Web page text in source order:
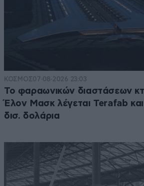
ΚΟΣΜΟΣ07·08·2026 23:03
Το φαραωνικών διαστάσεων
Έλον Μασκ λέγεται Terafab και
δισ. δολάρια